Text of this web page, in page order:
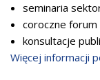
seminaria
coroczne forum
konsultacje
Więcej informacji